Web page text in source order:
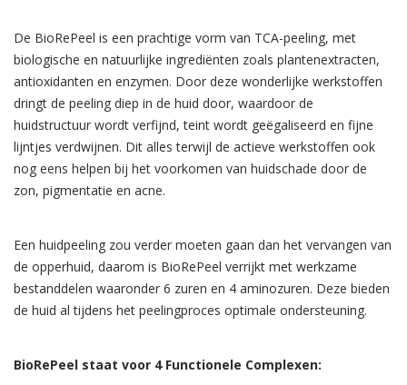
De BioRePeel is een prachtige vorm van TCA-peeling, met
biologische en natuurlijke ingrediënten zoals plantenextracten,
antioxidanten en enzymen. Door deze wonderlijke werkstoffen
dringt de peeling diep in de huid door, waardoor de
huidstructuur wordt verfijnd, teint wordt geëgaliseerd en fijne
lijntjes verdwijnen. Dit alles terwijl de actieve werkstoffen ook
nog eens helpen bij het voorkomen van huidschade door de
zon, pigmentatie en acne.
Een huidpeeling zou verder moeten gaan dan het vervangen van
de opperhuid, daarom is BioRePeel verrijkt met werkzame
bestanddelen waaronder 6 zuren en 4 aminozuren. Deze bieden
de huid al tijdens het peelingproces optimale ondersteuning.
BioRePeel staat voor 4 Functionele Complexen: